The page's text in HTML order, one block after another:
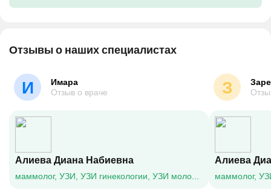
Отзывы о наших специалистах
И
Имара
Отзыв о враче
Алиева Диана Набиевна
З
Алиева